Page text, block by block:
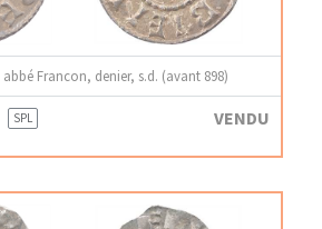
Francon, denier, s.d. (avant 898)
SPL VENDU